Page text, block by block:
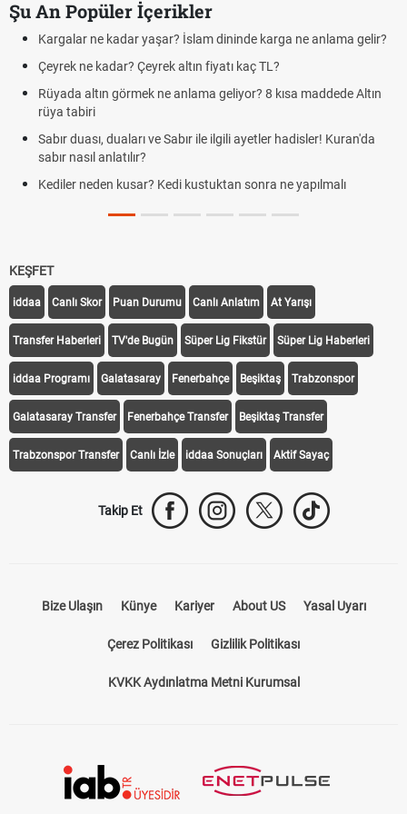
Şu An Popüler İçerikler
İslam dininde karga ne anlama gelir?
altın fiyatı kaç TL?
ne anlama geliyor? 8 kısa maddede Altın
ve Sabır ile ilgili ayetler hadisler! Kuran'da
Kedi kustuktan sonra ne yapılmalı
Futbolda ofsayt
Cemre düştü mü?
Rüyada kedi görmek
tarifi
KEŞFET
iddaa Canlı Skor Puan Durumu Canlı Anlatım At Yarışı
Transfer Haberleri TV'de Bugün Süper Lig Fikstür Süper Lig Haberleri
iddaa Programı Galatasaray Fenerbahçe Beşiktaş Trabzonspor
Galatasaray Transfer Fenerbahçe Transfer Beşiktaş Transfer
Trabzonspor Transfer Canlı İzle iddaa Sonuçları Aktif Sayaç
Takip Et
Bize Ulaşın Künye Kariyer About US Yasal Uyarı
Çerez Politikası Gizlilik Politikası
KVKK Aydınlatma Metni Kurumsal